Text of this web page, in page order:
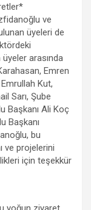
ve
üyeleri de
arasında
Emren
Kut,
Sarı, Şube
Başkanı Ali Koç
Başkanı
bu
ve projelerini
için teşekkür